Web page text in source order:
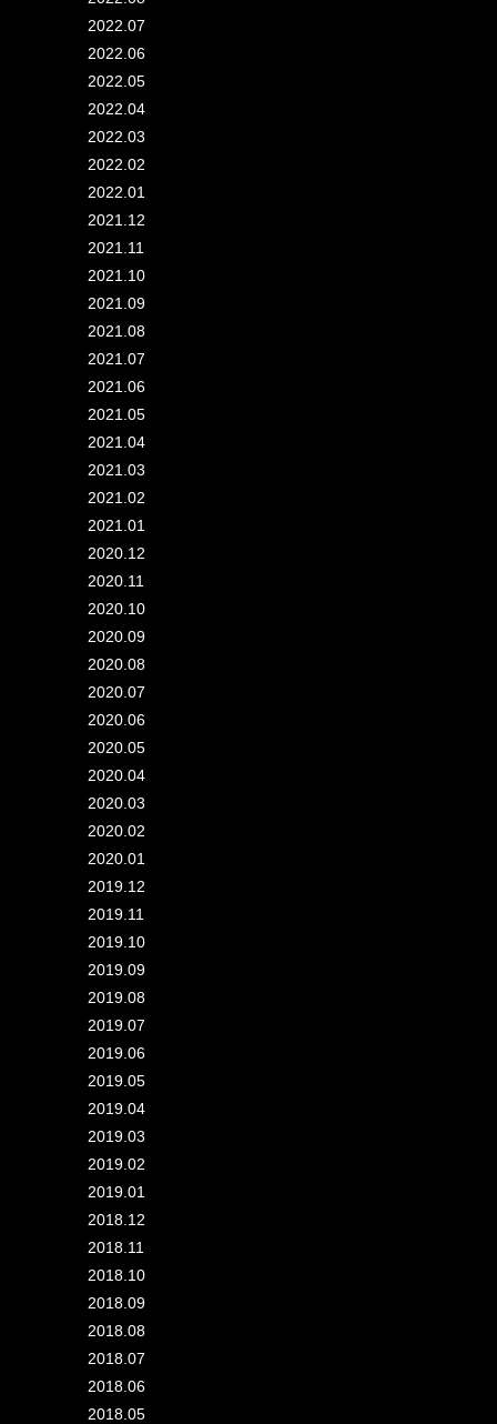
2022.07
2022.06
2022.05
2022.04
2022.03
2022.02
2022.01
2021.12
2021.11
2021.10
2021.09
2021.08
2021.07
2021.06
2021.05
2021.04
2021.03
2021.02
2021.01
2020.12
2020.11
2020.10
2020.09
2020.08
2020.07
2020.06
2020.05
2020.04
2020.03
2020.02
2020.01
2019.12
2019.11
2019.10
2019.09
2019.08
2019.07
2019.06
2019.05
2019.04
2019.03
2019.02
2019.01
2018.12
2018.11
2018.10
2018.09
2018.08
2018.07
2018.06
2018.05